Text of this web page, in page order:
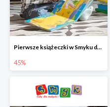
Pierwsze książeczki w Smyku do -45%
45%